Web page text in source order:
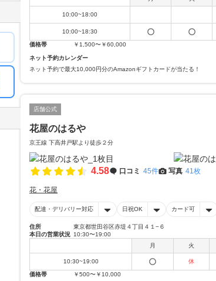
10:00~18:00
10:00~18:30
価格帯
￥1,500〜￥60,000
ネット予約カレンダー
ネット予約で最大10,000円分のAmazonギフトカードが当たる！
店舗公式
花屋のはるや
京王線 下高井戸駅より徒歩２分
4.58 口コミ 45件 写真 41枚
花・花屋
配達・デリバリー対応 日祝OK カード可
住所
東京都世田谷区赤堤４丁目４１−６
本日の営業状況 10:30〜19:00
月
火
10:30~19:00
休
価格帯
￥500〜￥10,000